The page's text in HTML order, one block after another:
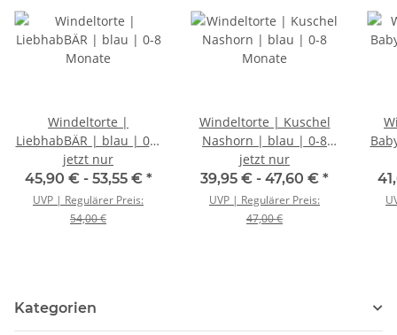
Windeltorte |
LiebhabBÄR | blau | 0-8
Monate
jetzt nur
45,90 € - 53,55 € *
UVP | Regulärer Preis:
54,00 €
Windeltorte | Kuschel
Nashorn | blau | 0-8
Monate
jetzt nur
39,95 € - 47,60 € *
UVP | Regulärer Preis:
47,00 €
Kategorien